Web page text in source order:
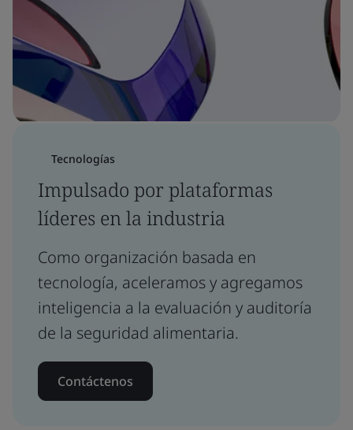
Tecnologías
Impulsado por plataformas
líderes en la industria
Como organización basada en
tecnología, aceleramos y agregamos
inteligencia a la evaluación y auditoría
de la seguridad alimentaria.
Contáctenos